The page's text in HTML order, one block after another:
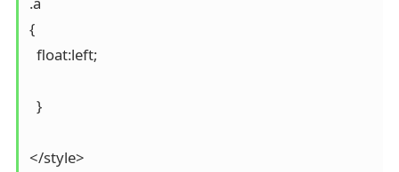
{
  float:left;
  }
</style>